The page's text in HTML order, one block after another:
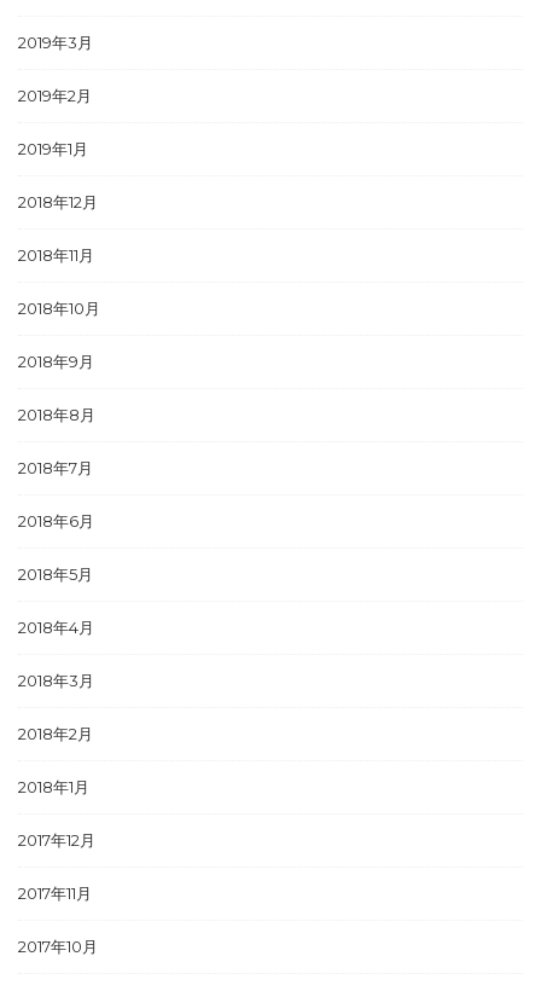
2019年3月
2019年2月
2019年1月
2018年12月
2018年11月
2018年10月
2018年9月
2018年8月
2018年7月
2018年6月
2018年5月
2018年4月
2018年3月
2018年2月
2018年1月
2017年12月
2017年11月
2017年10月